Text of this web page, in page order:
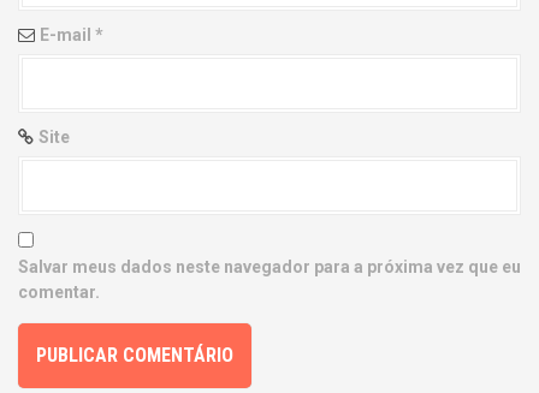
n E-mail *
Site
Salvar meus dados neste navegador para a próxima vez que eu
comentar.